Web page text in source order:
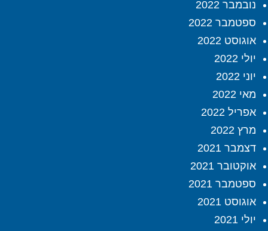
נובמבר 2022
ספטמבר 2022
אוגוסט 2022
יולי 2022
יוני 2022
מאי 2022
אפריל 2022
מרץ 2022
דצמבר 2021
אוקטובר 2021
ספטמבר 2021
אוגוסט 2021
יולי 2021